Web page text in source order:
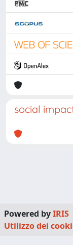
social
Powered byIRIS
Utilizzo dei